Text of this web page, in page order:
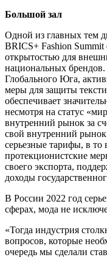
Большой зал
Одной из главных тем
BRICS+ Fashion Summit
открытостью для
национальных
Глобального Юга,
меры для защиты
обеспечивает
несмотря на статус
внутренний рынок за
свой внутренний
серьезные тарифы, в то
протекционистские
своего экспорта,
доходы
В России 2022 год
сферах, мода не
«Тогда индустрия
вопросов, которые
очередь мы сделали